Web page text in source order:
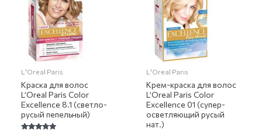
L'Oreal Paris
Краска для волос
L’Oreal Paris Color
Excellence 8.1 (светло-
русый пепельный)
L'Oreal Paris
Крем-краска для волос
L’Oreal Paris Color
Excellence 01 (супер-
осветляющий русый
нат.)